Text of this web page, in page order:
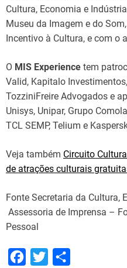
Cultura, Economia e
Museu da Imagem e do
Incentivo à Cultura, e com o
O MIS Experience tem
Valid, Kapitalo
TozziniFreire Advogados e
Unisys, Unipar, Grupo
TCL SEMP, Telium e
Veja também Circuito
de atrações culturais
Fonte Secretaria da Cultura,
Assessoria de Imprensa –
Pessoal